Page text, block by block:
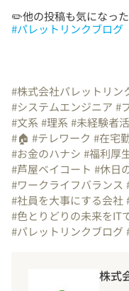
#パレットリンクブログ
#株式会社パレットリン
#システムエンジニア #
#文系 #理系 #未経験者
#🏠 #テレワーク #在宅
#お金のハナシ #福利厚
#芦屋ベイコート #休日
#ワークライフバランス
#社員を大事にする会社
#色とりどりの未来をIT
#パレットリンクブログ
株式